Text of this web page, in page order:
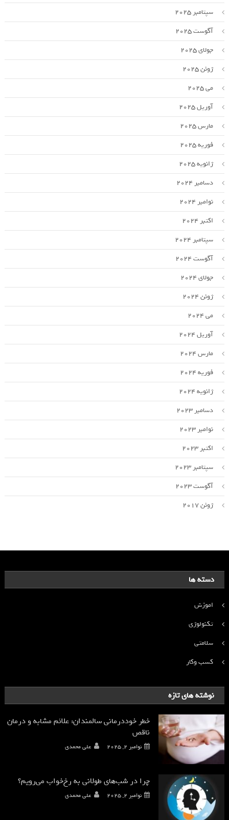
سپتامبر 2025
آگوست 2025
جولای 2025
ژوئن 2025
می 2025
آوریل 2025
مارس 2025
فوریه 2025
ژانویه 2025
دسامبر 2024
نوامبر 2024
اکتبر 2024
سپتامبر 2024
آگوست 2024
جولای 2024
ژوئن 2024
می 2024
آوریل 2024
مارس 2024
فوریه 2024
ژانویه 2024
دسامبر 2023
نوامبر 2023
اکتبر 2023
سپتامبر 2023
آگوست 2023
ژوئن 2017
دسته ها
اموزش
تکنولوژی
سلامتی
کسب وکار
نوشته های تازه
خطر خوددرمانی سالمندان: علائم مشابه و درمان
ناقص
نوامبر 2, 2025 علی محمدی
چرا در شب‌های طولانی به رخ‌خواب می‌رویم؟
نوامبر 2, 2025 علی محمدی